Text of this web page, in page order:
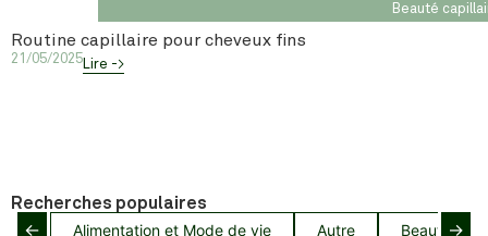
Beauté
Routine capillaire pour cheveux fins
21/05/2025Lire ->
Recherches populaires
← Alimentation et Mode de vie Autre Beauté→